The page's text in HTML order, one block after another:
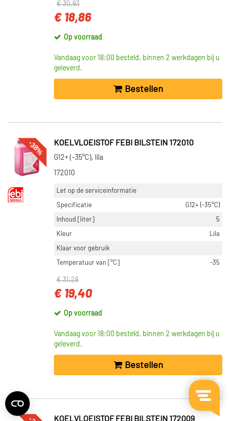
€ 30,93
€ 18,86
Op voorraad
Vandaag voor 18:00 besteld, binnen 2 werkdagen bij u
geleverd.
Bestellen
-38% KOELVLOEISTOF FEBI BILSTEIN 172010
G12+ (-35°C), lila
172010
Let op de serviceinformatie
Specificatie
G12+ (-35°C)
Inhoud [liter]
5
Kleur
Lila
Klaar voor gebruik
Temperatuur van [°C]
-35
€ 31,28
€ 19,40
Op voorraad
Vandaag voor 18:00 besteld, binnen 2 werkdagen bij u
geleverd.
Bestellen
KOELVLOEISTOF FEBI BILSTEIN 172009